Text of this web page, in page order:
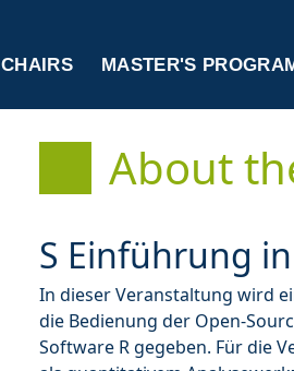
CHAIRS MASTER'S
About
S Einführung
In dieser Veranstaltung wird
die Bedienung der Open-
Software R gegeben. Für die